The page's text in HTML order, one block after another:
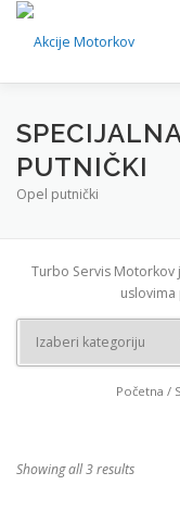
Skip
content
POČETNA
PUTNIČKI
Opel putnički
Turbo Servis
Početna /
Showing all 3 results